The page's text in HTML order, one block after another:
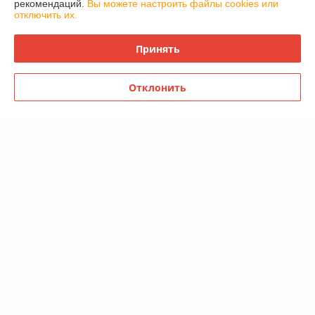
Доставка по городу Минска очень быстро в течение часа
Показать все отзывы
рекомендаций. Вы можете настроить файлы cookies или
отключить их.
Принять
Отклонить